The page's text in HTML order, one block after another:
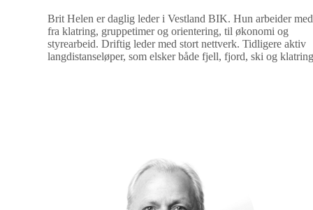
Brit Helen er daglig leder i Vestland BIK. Hun arbeider
fra klatring, gruppetimer og orientering, til økonomi og
styrearbeid. Driftig leder med stort nettverk. Tidligere aktiv
langdistanseløper, som elsker både fjell, fjord, ski og